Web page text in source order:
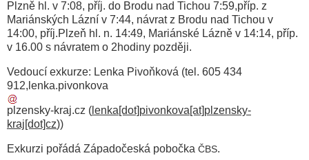
Plzně hl. v 7:08, příj. do Brodu nad Tichou 7:59,příp. z
Mariánských Lázní v 7:44, návrat z Brodu nad Tichou v
14:00, příj.Plzeň hl. n. 14:49, Mariánské Lázně v 14:14, příp.
v 16.00 s návratem o 2hodiny později.
Vedoucí exkurze: Lenka Pivoňková (tel. 605 434
912, lenka.pivonkova
plzensky-kraj.cz ( lenka[dot]pivonkova[at]plzensky-
kraj[dot]cz))
Exkurzi pořádá Západočeská pobočka ČBS.